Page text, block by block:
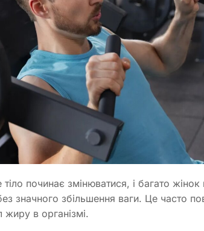
починає змінюватися, і багато
без значного збільшення ваги. Це часто
жиру в організмі.